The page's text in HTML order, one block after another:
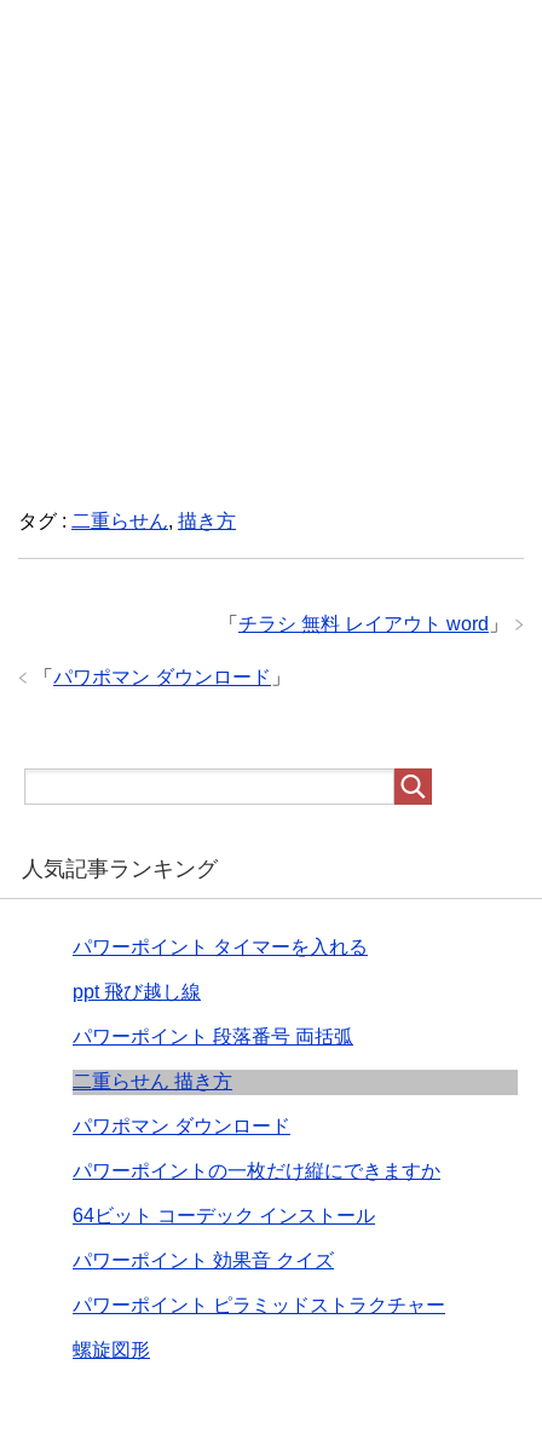
タグ : 二重らせん, 描き方
「 チラシ 無料 レイアウト word 」
「 パワポマン ダウンロード 」
人気記事ランキング
パワーポイント タイマーを入れる
ppt 飛び越し線
パワーポイント 段落番号 両括弧
二重らせん 描き方
パワポマン ダウンロード
パワーポイントの一枚だけ縦にできますか
64ビット コーデック インストール
パワーポイント 効果音 クイズ
パワーポイント ピラミッドストラクチャー
螺旋図形